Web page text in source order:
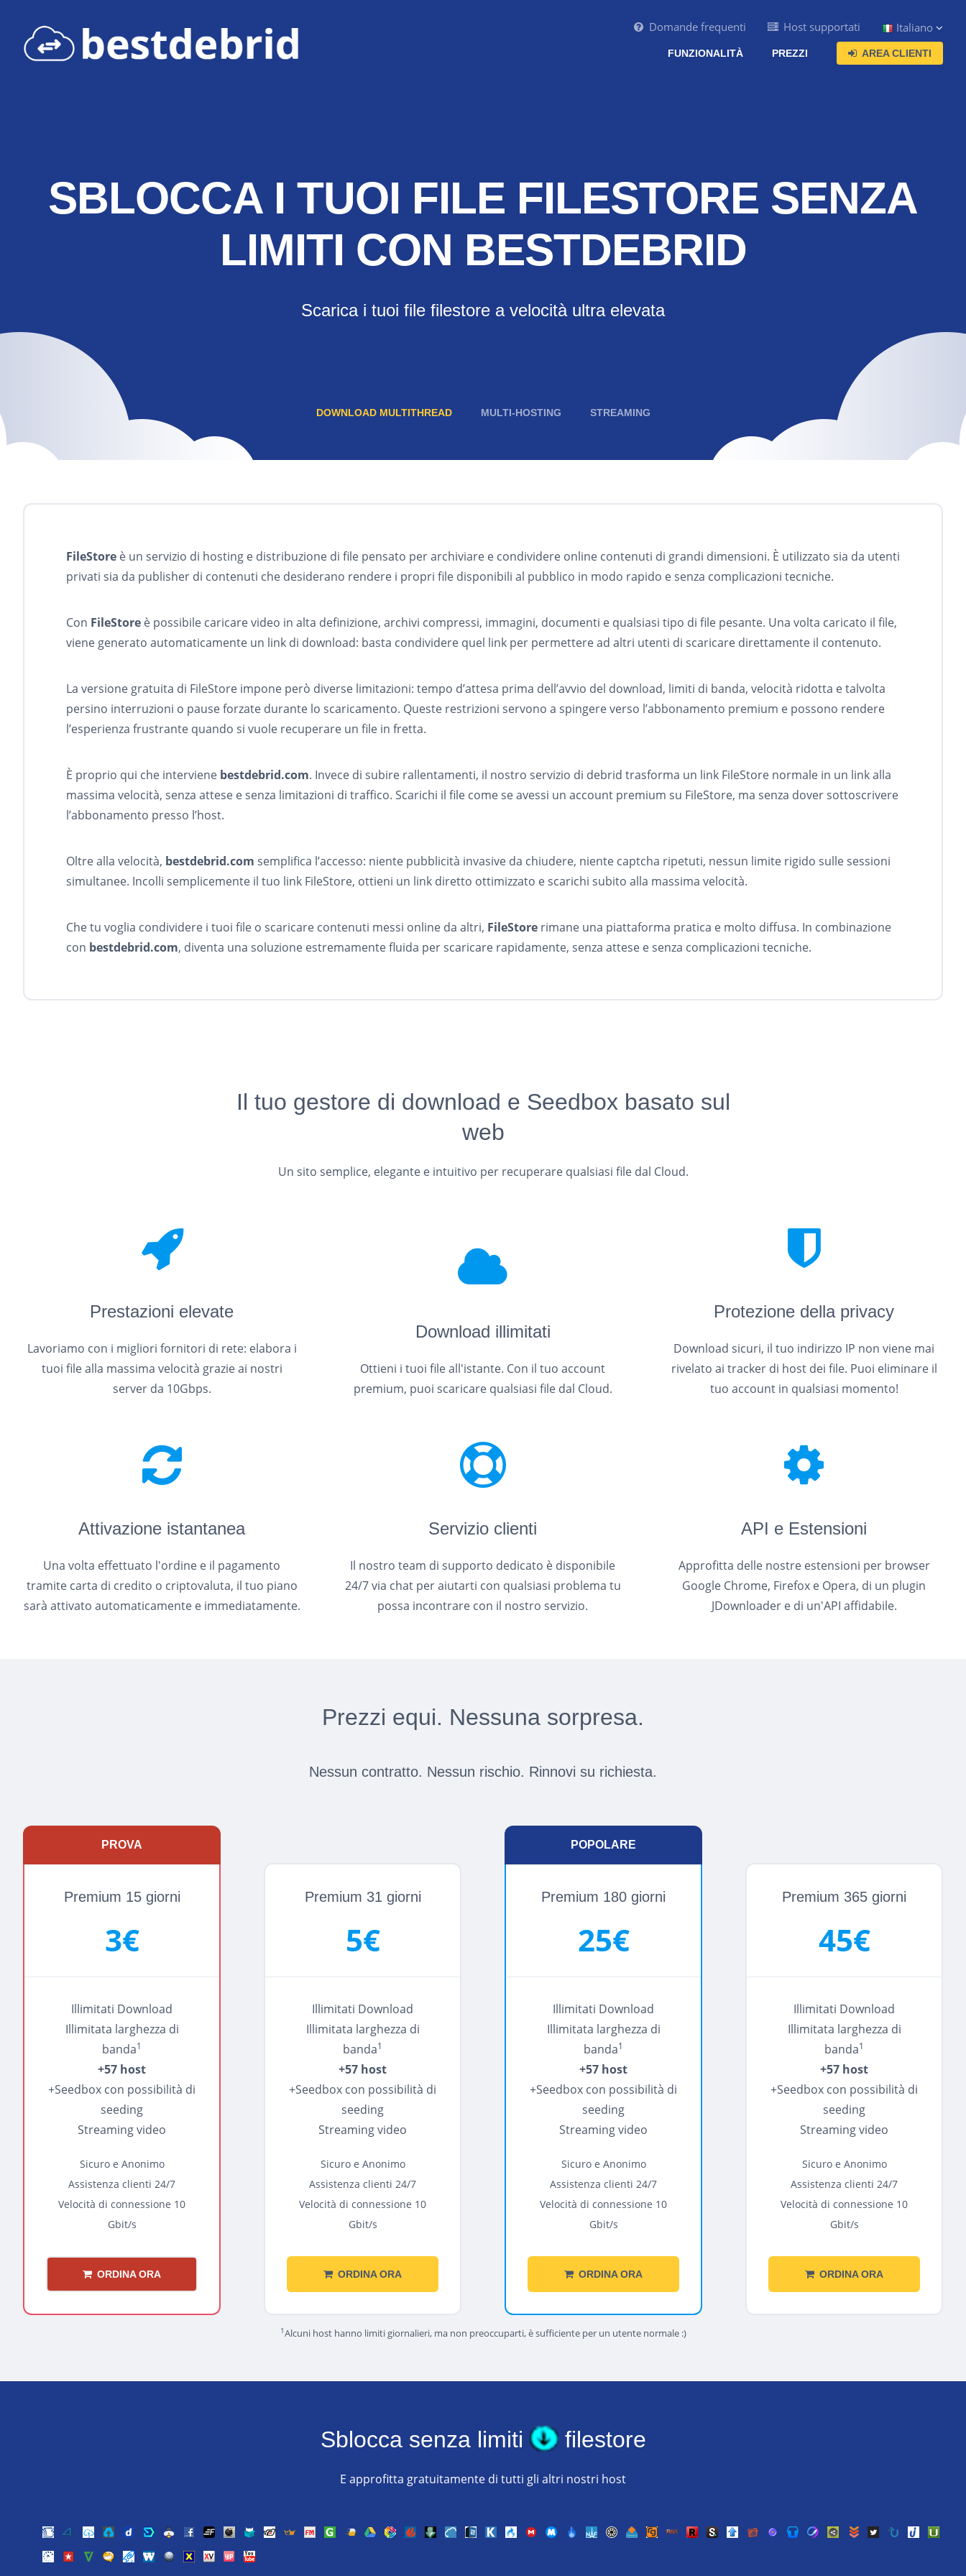
FUNZIONALITÀ PREZZI AREA CLIENTI
Domande frequenti Host supportati Italiano
DOWNLOAD MULTITHREAD MULTI-HOSTING STREAMING
SBLOCCA I TUOI FILE FILESTORE SENZA
LIMITI CON BESTDEBRID
Scarica i tuoi file filestore a velocità ultra elevata
FileStore è un servizio di hosting e distribuzione di file pensato per archiviare e condividere online contenuti di grandi dimensioni. È utilizzato sia da utenti
privati sia da publisher di contenuti che desiderano rendere i propri file disponibili al pubblico in modo rapido e senza complicazioni tecniche.
Con FileStore è possibile caricare video in alta definizione, archivi compressi, immagini, documenti e qualsiasi tipo di file pesante. Una volta caricato il file,
viene generato automaticamente un link di download: basta condividere quel link per permettere ad altri utenti di scaricare direttamente il contenuto.
La versione gratuita di FileStore impone però diverse limitazioni: tempo d’attesa prima dell’avvio del download, limiti di banda, velocità ridotta e talvolta
persino interruzioni o pause forzate durante lo scaricamento. Queste restrizioni servono a spingere verso l’abbonamento premium e possono rendere
l’esperienza frustrante quando si vuole recuperare un file in fretta.
È proprio qui che interviene bestdebrid.com. Invece di subire rallentamenti, il nostro servizio di debrid trasforma un link FileStore normale in un link alla
massima velocità, senza attese e senza limitazioni di traffico. Scarichi il file come se avessi un account premium su FileStore, ma senza dover sottoscrivere
l’abbonamento presso l’host.
Oltre alla velocità, bestdebrid.com semplifica l’accesso: niente pubblicità invasive da chiudere, niente captcha ripetuti, nessun limite rigido sulle sessioni
simultanee. Incolli semplicemente il tuo link FileStore, ottieni un link diretto ottimizzato e scarichi subito alla massima velocità.
Che tu voglia condividere i tuoi file o scaricare contenuti messi online da altri, FileStore rimane una piattaforma pratica e molto diffusa. In combinazione
con bestdebrid.com, diventa una soluzione estremamente fluida per scaricare rapidamente, senza attese e senza complicazioni tecniche.
Il tuo gestore di download e Seedbox basato sul
web
Un sito semplice, elegante e intuitivo per recuperare qualsiasi file dal Cloud.
Prestazioni elevate
Lavoriamo con i migliori fornitori di rete: elabora i
tuoi file alla massima velocità grazie ai nostri
server da 10Gbps.
Download illimitati
Ottieni i tuoi file all'istante. Con il tuo account
premium, puoi scaricare qualsiasi file dal Cloud.
Protezione della privacy
Download sicuri, il tuo indirizzo IP non viene mai
rivelato ai tracker di host dei file. Puoi eliminare il
tuo account in qualsiasi momento!
Attivazione istantanea
Una volta effettuato l'ordine e il pagamento
tramite carta di credito o criptovaluta, il tuo piano
sarà attivato automaticamente e immediatamente.
Servizio clienti
Il nostro team di supporto dedicato è disponibile
24/7 via chat per aiutarti con qualsiasi problema tu
possa incontrare con il nostro servizio.
API e Estensioni
Approfitta delle nostre estensioni per browser
Google Chrome, Firefox e Opera, di un plugin
JDownloader e di un'API affidabile.
Prezzi equi. Nessuna sorpresa.
Nessun contratto. Nessun rischio. Rinnovi su richiesta.
PROVA
Premium 15 giorni
3€
Illimitati Download
Illimitata larghezza di
banda1
+57 host
+Seedbox con possibilità di
seeding
Streaming video
Sicuro e Anonimo
Assistenza clienti 24/7
Velocità di connessione 10
Gbit/s
ORDINA ORA
Premium 31 giorni
5€
Illimitati Download
Illimitata larghezza di
banda1
+57 host
+Seedbox con possibilità di
seeding
Streaming video
Sicuro e Anonimo
Assistenza clienti 24/7
Velocità di connessione 10
Gbit/s
ORDINA ORA
POPOLARE
Premium 180 giorni
25€
Illimitati Download
Illimitata larghezza di
banda1
+57 host
+Seedbox con possibilità di
seeding
Streaming video
Sicuro e Anonimo
Assistenza clienti 24/7
Velocità di connessione 10
Gbit/s
ORDINA ORA
Premium 365 giorni
45€
Illimitati Download
Illimitata larghezza di
banda1
+57 host
+Seedbox con possibilità di
seeding
Streaming video
Sicuro e Anonimo
Assistenza clienti 24/7
Velocità di connessione 10
Gbit/s
ORDINA ORA
1Alcuni host hanno limiti giornalieri, ma non preoccuparti, è sufficiente per un utente normale :)
Sblocca senza limiti filestore
E approfitta gratuitamente di tutti gli altri nostri host